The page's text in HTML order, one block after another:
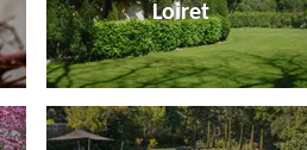
Loiret